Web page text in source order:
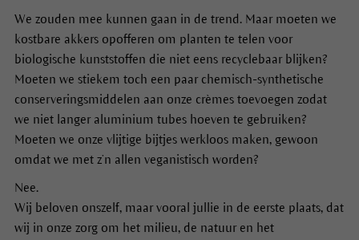
We zouden mee kunnen gaan in de trend. Maar moeten we
kostbare akkers opofferen om planten te telen voor
biologische kunststoffen die niet eens recyclebaar blijken?
Moeten we stiekem toch een paar chemisch-synthetische
conserveringsmiddelen aan onze crèmes toevoegen zodat
we niet langer aluminium tubes hoeven te gebruiken?
Moeten we onze vlijtige bijtjes werkloos maken, gewoon
omdat we met z’n allen veganistisch worden?
Nee.
Wij beloven onszelf, maar vooral jullie in de eerste plaats, dat
wij in onze zorg om het milieu, de natuur en het